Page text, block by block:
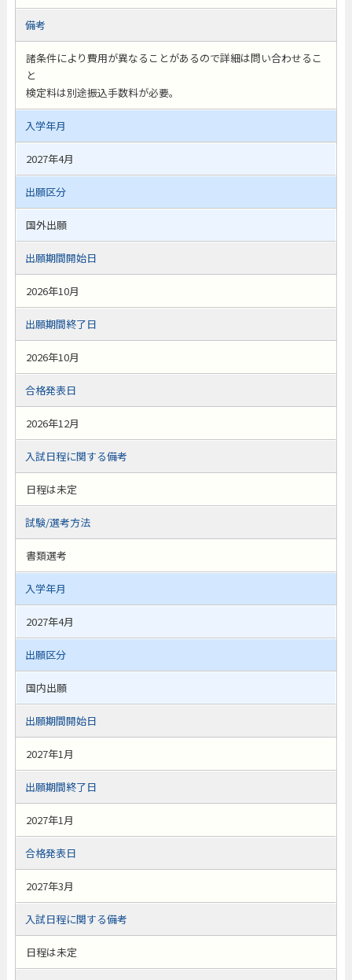
備考
諸条件により費用が異なることがあるので詳細は問い合わせるこ
と
検定料は別途振込手数料が必要。
入学年月
2027年4月
出願区分
国外出願
出願期間開始日
2026年10月
出願期間終了日
2026年10月
合格発表日
2026年12月
入試日程に関する備考
日程は未定
試験/選考方法
書類選考
入学年月
2027年4月
出願区分
国内出願
出願期間開始日
2027年1月
出願期間終了日
2027年1月
合格発表日
2027年3月
入試日程に関する備考
日程は未定